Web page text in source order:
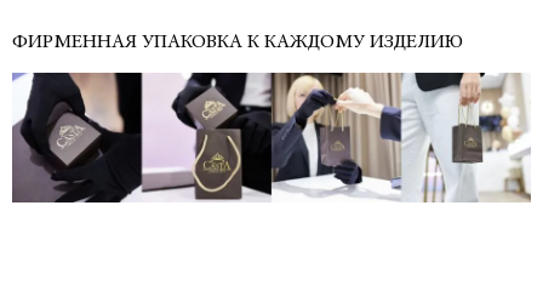
ФИРМЕННАЯ УПАКОВКА К КАЖДОМУ ИЗДЕЛИЮ